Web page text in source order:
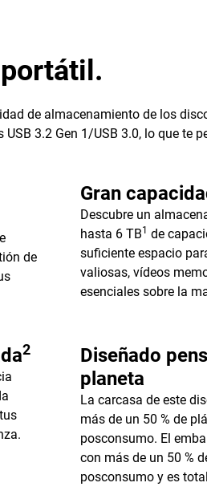
de almacenamiento de los
3.2 Gen 1/USB 3.0, lo que
de
Gran
Descubre un
hasta 6 TB1 de
suficiente espacio
valiosas, vídeos
esenciales sobre la
2
Diseñado
planeta
La carcasa de este
más de un 50 % de
posconsumo. El
con más de un 50 %
posconsumo y es